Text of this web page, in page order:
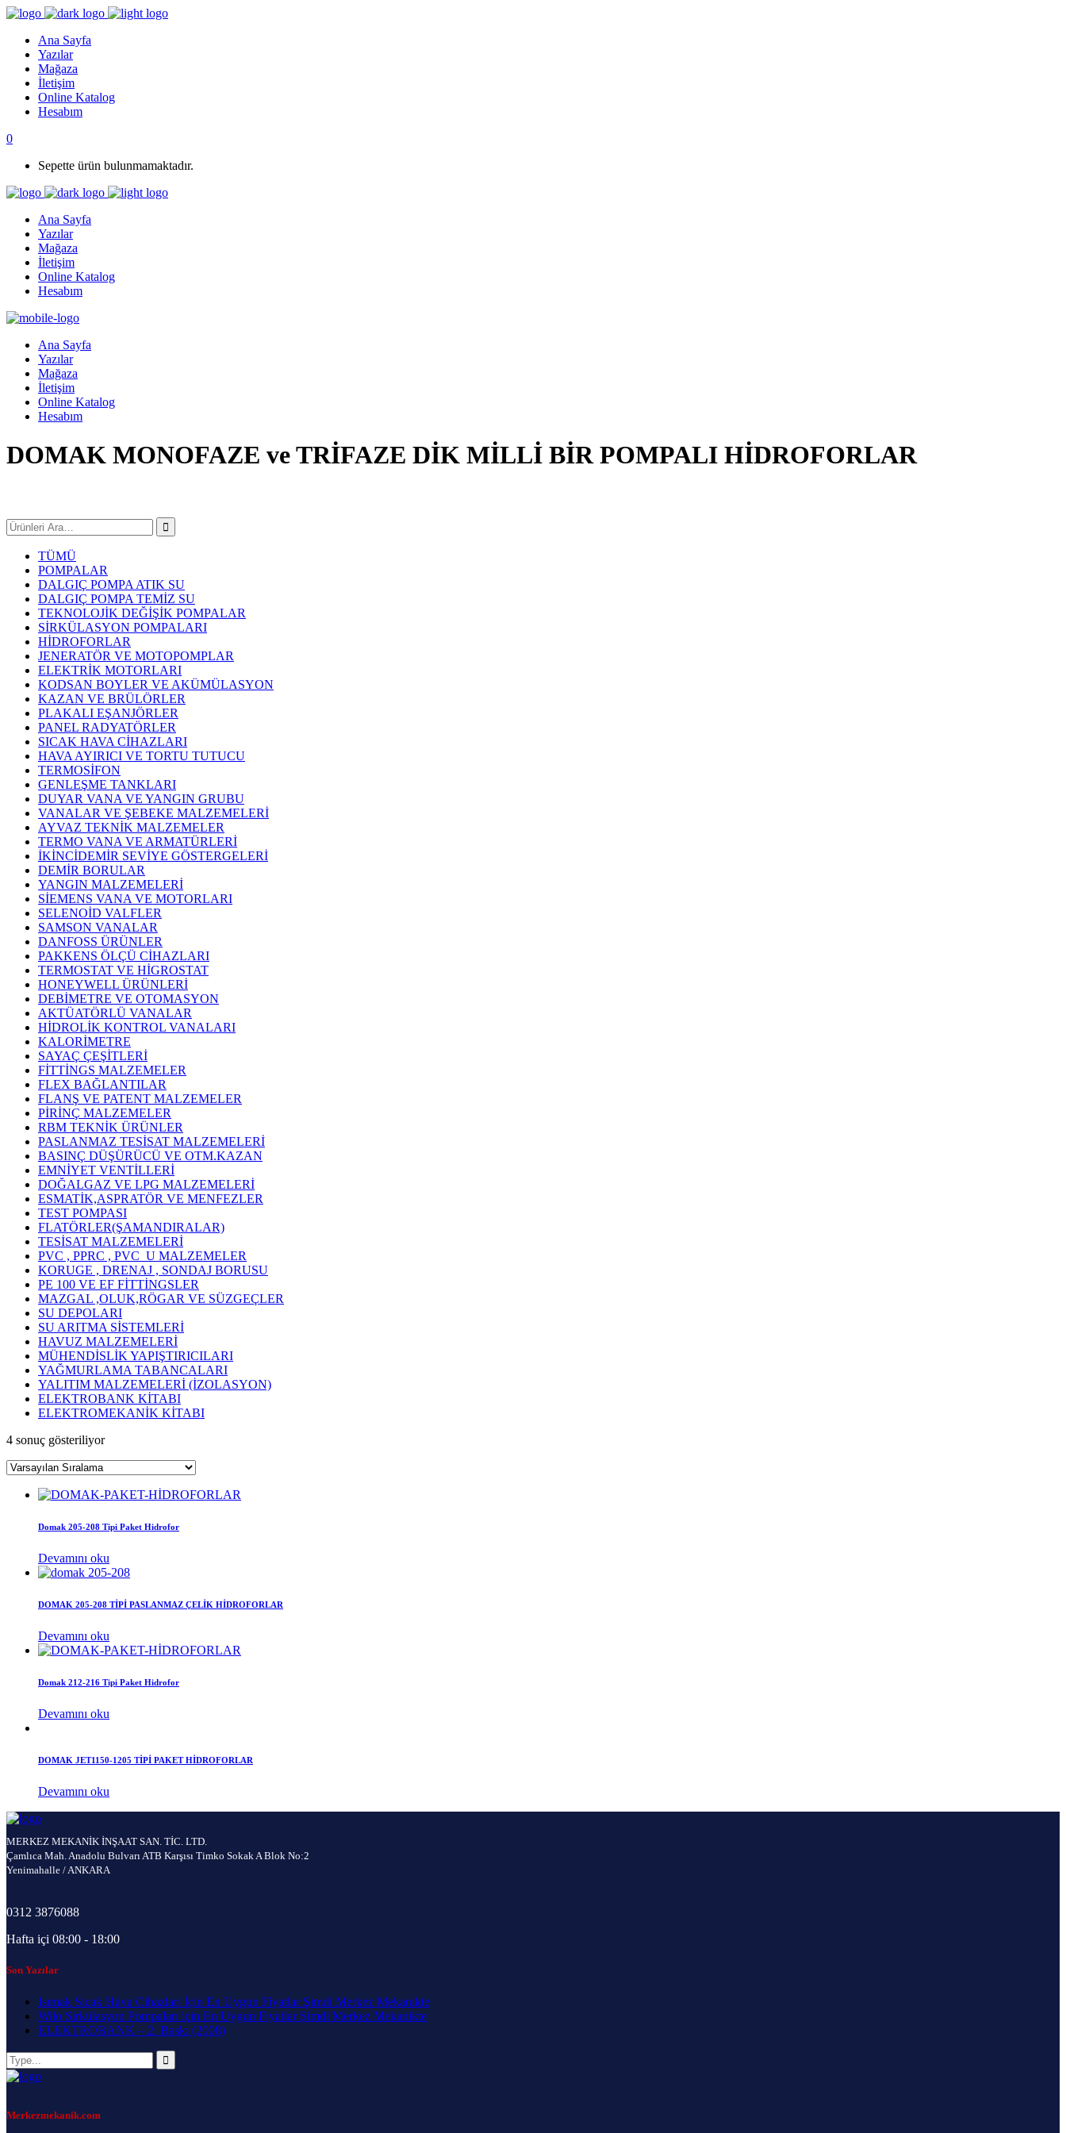
Ana Sayfa
Yazılar
Mağaza
İletişim
Online Katalog
Hesabım
0
Sepette ürün bulunmamaktadır.
Ana Sayfa
Yazılar
Mağaza
İletişim
Online Katalog
Hesabım
Ana Sayfa
Yazılar
Mağaza
İletişim
Online Katalog
Hesabım
DOMAK MONOFAZE ve TRİFAZE DİK MİLLİ BİR POMPALI HİDROFORLAR
TÜMÜ
POMPALAR
DALGIÇ POMPA ATIK SU
DALGIÇ POMPA TEMİZ SU
TEKNOLOJİK DEĞİŞİK POMPALAR
SİRKÜLASYON POMPALARI
HİDROFORLAR
JENERATÖR VE MOTOPOMPLAR
ELEKTRİK MOTORLARI
KODSAN BOYLER VE AKÜMÜLASYON
KAZAN VE BRÜLÖRLER
PLAKALI EŞANJÖRLER
PANEL RADYATÖRLER
SICAK HAVA CİHAZLARI
HAVA AYIRICI VE TORTU TUTUCU
TERMOSİFON
GENLEŞME TANKLARI
DUYAR VANA VE YANGIN GRUBU
VANALAR VE ŞEBEKE MALZEMELERİ
AYVAZ TEKNİK MALZEMELER
TERMO VANA VE ARMATÜRLERİ
İKİNCİDEMİR SEVİYE GÖSTERGELERİ
DEMİR BORULAR
YANGIN MALZEMELERİ
SİEMENS VANA VE MOTORLARI
SELENOİD VALFLER
SAMSON VANALAR
DANFOSS ÜRÜNLER
PAKKENS ÖLÇÜ CİHAZLARI
TERMOSTAT VE HİGROSTAT
HONEYWELL ÜRÜNLERİ
DEBİMETRE VE OTOMASYON
AKTÜATÖRLÜ VANALAR
HİDROLİK KONTROL VANALARI
KALORİMETRE
SAYAÇ ÇEŞİTLERİ
FİTTİNGS MALZEMELER
FLEX BAĞLANTILAR
FLANŞ VE PATENT MALZEMELER
PİRİNÇ MALZEMELER
RBM TEKNİK ÜRÜNLER
PASLANMAZ TESİSAT MALZEMELERİ
BASINÇ DÜŞÜRÜCÜ VE OTM.KAZAN
EMNİYET VENTİLLERİ
DOĞALGAZ VE LPG MALZEMELERİ
ESMATİK,ASPRATÖR VE MENFEZLER
TEST POMPASI
FLATÖRLER(ŞAMANDIRALAR)
TESİSAT MALZEMELERİ
PVC , PPRC , PVC_U MALZEMELER
KORUGE , DRENAJ , SONDAJ BORUSU
PE 100 VE EF FİTTİNGSLER
MAZGAL ,OLUK,RÖGAR VE SÜZGEÇLER
SU DEPOLARI
SU ARITMA SİSTEMLERİ
HAVUZ MALZEMELERİ
MÜHENDİSLİK YAPIŞTIRICILARI
YAĞMURLAMA TABANCALARI
YALITIM MALZEMELERİ (İZOLASYON)
ELEKTROBANK KİTABI
ELEKTROMEKANİK KİTABI
4 sonuç gösteriliyor
Domak 205-208 Tipi Paket Hidrofor
Devamını oku
DOMAK 205-208 TİPİ PASLANMAZ ÇELİK HİDROFORLAR
Devamını oku
Domak 212-216 Tipi Paket Hidrofor
Devamını oku
DOMAK JET1150-1205 TİPİ PAKET HİDROFORLAR
Devamını oku
MERKEZ MEKANİK İNŞAAT SAN. TİC. LTD.
Çamlıca Mah. Anadolu Bulvarı ATB Karşısı Timko Sokak A Blok No:2
Yenimahalle / ANKARA
0312 3876088
Hafta içi 08:00 - 18:00
Son Yazılar
Isımak Sıcak Hava Cihazları İçin En Uygun Fiyatlar Şimdi Merkez Mekanikte
Wilo Sirkülasyon Pompaları için En Uygun Fiyatlar Şimdi Merkez Mekanikte
ELEKTROBANK – 2. Baskı (2008)
Merkezmekanik.com